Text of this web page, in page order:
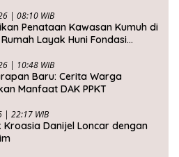
| 08:10 WIB
Penataan Kawasan Kumuh di
Layak Huni Fondasi
| 10:48 WIB
Baru: Cerita Warga
Manfaat DAK PPKT
| 22:17 WIB
Kroasia Danijel Loncar dengan